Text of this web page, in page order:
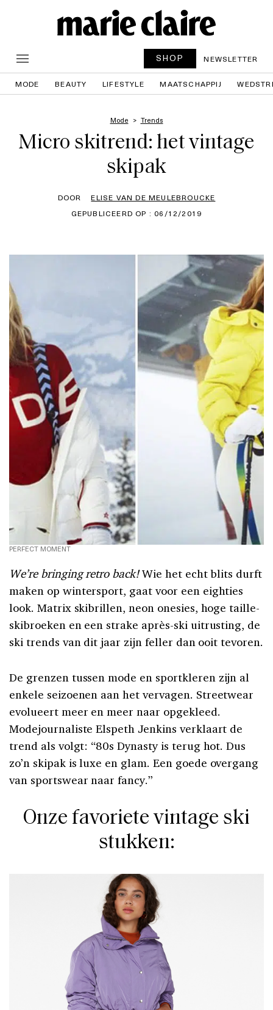
SHOP NEWSLETTER
MODE BEAUTY LIFESTYLE MAATSCHAPPIJ
Mode Trends
Micro skitrend: het vintage
skipak
DOOR
ELISE VAN DE MEULEBROUCKE
GEPUBLICEERD OP : 06/12/2019
PERFECT MOMENT
We’re bringing retro back!Wie het echt blits durft
maken op wintersport, gaat voor een eighties
look. Matrix skibrillen, neon onesies, hoge taille-
skibroeken en een strake après-ski uitrusting, de
ski trends van dit jaar zijn feller dan ooit tevoren.
De grenzen tussen mode en sportkleren zijn al
enkele seizoenen aan het vervagen. Streetwear
evolueert meer en meer naar opgekleed.
Modejournaliste Elspeth Jenkins verklaart de
trend als volgt: “80s Dynasty is terug hot. Dus
zo’n skipak is luxe en glam. Een goede overgang
van sportswear naar fancy.”
Onze favoriete vintage ski
stukken: